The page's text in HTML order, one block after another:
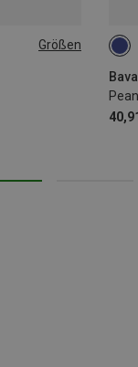
Größen